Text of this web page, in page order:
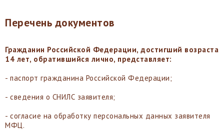
Перечень документов
Гражданин Российской Федерации, достигший возраста
14 лет, обратившийся лично, представляет:
- паспорт гражданина Российской Федерации;
- сведения о СНИЛС заявителя;
- согласие на обработку персональных данных заявителя
МФЦ.